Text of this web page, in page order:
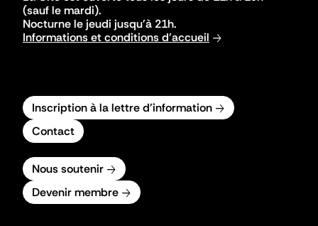
(sauf le mardi).
Nocturne le jeudi jusqu'à 21h.
Informations et conditions d'accueil
Inscription à la lettre d'information
Contact
Nous soutenir
Devenir membre